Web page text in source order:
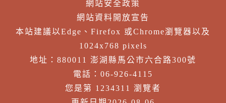
網站安全政策
網站資料開放宣告
本站建議以Edge、Firefox 或Chrome瀏覽器以及
1024x768 pixels
地址：880011 澎湖縣馬公市六合路300號
電話：06-926-4115
您是第 1234311 瀏覽者